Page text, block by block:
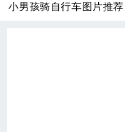
小男孩骑自行车图片推荐